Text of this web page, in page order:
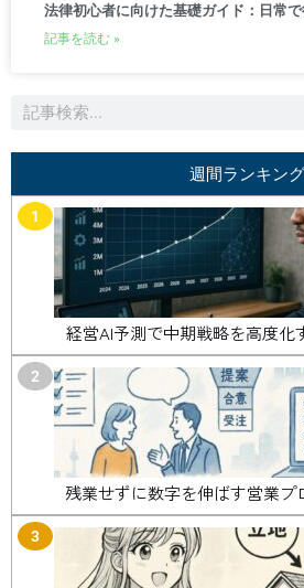
法律初心者に向けた基礎ガイド：日常
記事を読む »
検
週間ランキング
1
経営AI予測で中期戦略を高度化
2
残業せずに数字を伸ばす営業プ
3